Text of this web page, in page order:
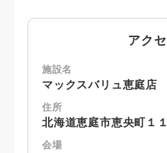
アク
施設名
マックスバリュ恵庭店
住所
北海道恵庭市恵央町１
会場